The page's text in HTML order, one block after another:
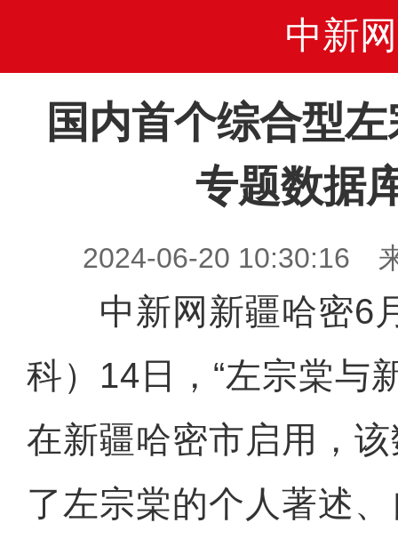
中新网
国内首个综合型
专题数据
2024-06-20 10:30:16
中新网新疆哈密6
科）14日，“左宗棠与
在新疆哈密市启用，
了左宗棠的个人著述